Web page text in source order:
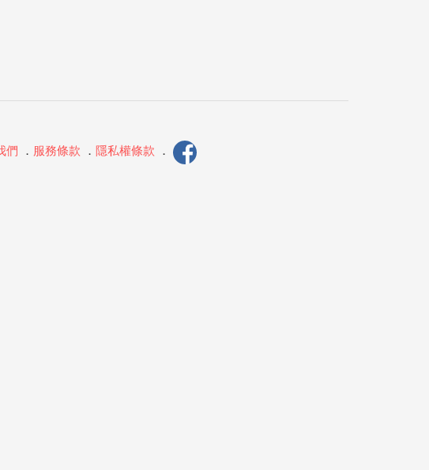
們 ． 服務條款 ． 隱私權條款 ．